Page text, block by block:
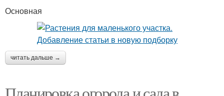
Основная
читать дальше →